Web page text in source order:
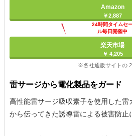
Amazon
￥2,887
24時間タイムセ
ル毎日開催中
楽天市場
￥ 4,205
※各社通販サイトの
雷サージから電化製品をガード
高性能雷サージ吸収素子を使用した
から伝ってきた誘導雷による被害防止